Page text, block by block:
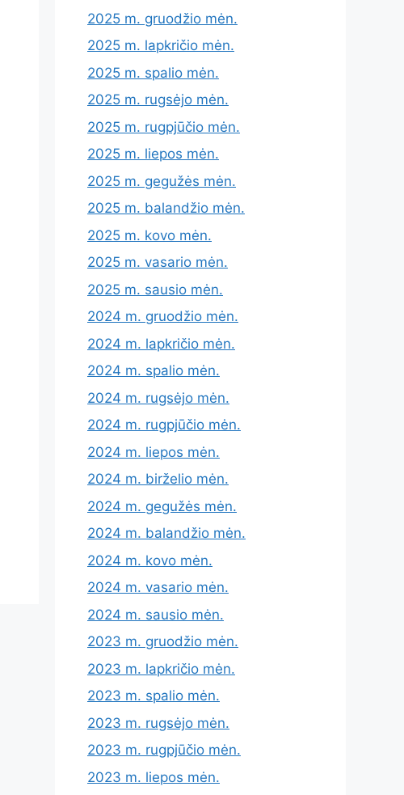
2025 m. gruodžio mėn.
2025 m. lapkričio mėn.
2025 m. spalio mėn.
2025 m. rugsėjo mėn.
2025 m. rugpjūčio mėn.
2025 m. liepos mėn.
2025 m. gegužės mėn.
2025 m. balandžio mėn.
2025 m. kovo mėn.
2025 m. vasario mėn.
2025 m. sausio mėn.
2024 m. gruodžio mėn.
2024 m. lapkričio mėn.
2024 m. spalio mėn.
2024 m. rugsėjo mėn.
2024 m. rugpjūčio mėn.
2024 m. liepos mėn.
2024 m. birželio mėn.
2024 m. gegužės mėn.
2024 m. balandžio mėn.
2024 m. kovo mėn.
2024 m. vasario mėn.
2024 m. sausio mėn.
2023 m. gruodžio mėn.
2023 m. lapkričio mėn.
2023 m. spalio mėn.
2023 m. rugsėjo mėn.
2023 m. rugpjūčio mėn.
2023 m. liepos mėn.